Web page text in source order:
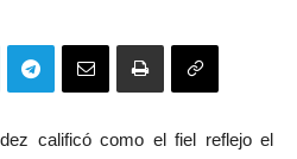
calificó como el fiel reflejo el